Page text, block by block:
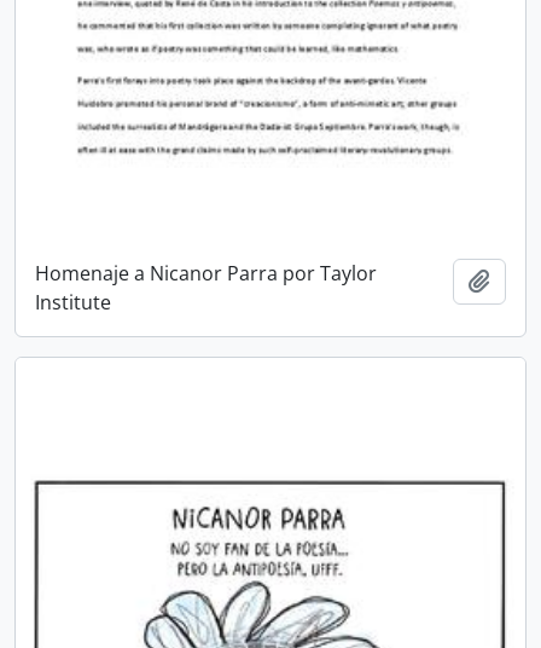
Homenaje a Nicanor Parra por Taylor
Institute